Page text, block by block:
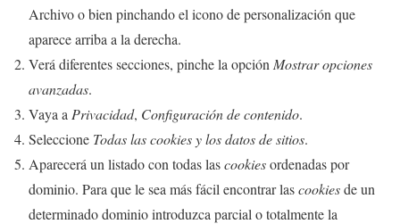
Archivo o bien pinchando el icono de personalización que
aparece arriba a la derecha.
Verá diferentes secciones, pinche la opción Mostrar opciones
avanzadas.
Vaya a Privacidad, Configuración de contenido.
Seleccione Todas lascookiesy los datos de sitios.
Aparecerá un listado con todas lascookiesordenadas por
dominio. Para que le sea más fácil encontrar lascookiesde un
determinado dominio introduzca parcial o totalmente la